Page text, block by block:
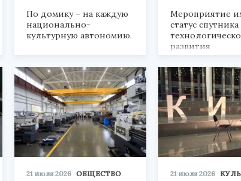
По домику – на каждую
национально-
культурную автономию.
Мероприятие
статус
развития
«Технопром-
21 июля 2026 ОБЩЕСТВО 21 июля 2026